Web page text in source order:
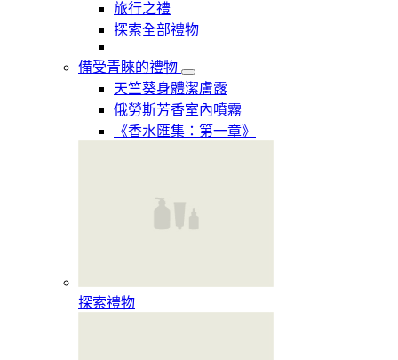
旅行之禮
探索全部禮物
備受青睞的禮物
天竺葵身體潔膚露
俄勞斯芳香室內噴霧
《香水匯集：第一章》​
探索禮物